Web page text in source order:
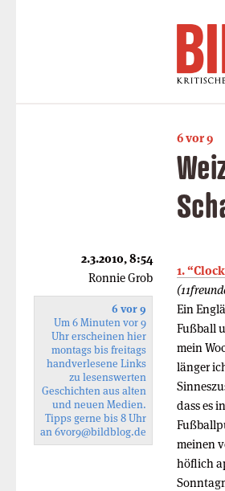
6 vor 9
1.
Ein
Fußball
mein
länger
dass es
meinen
höflich
2.3.2010, 8:54
Ronnie Grob
6 vor 9
Um 6 Minuten vor 9
Uhr erscheinen hier
montags bis freitags
handverlesene Links
zu lesenswerten
Geschichten aus alten
und neuen Medien.
Tipps gerne bis 8 Uhr
an6vor9@bildblog.de